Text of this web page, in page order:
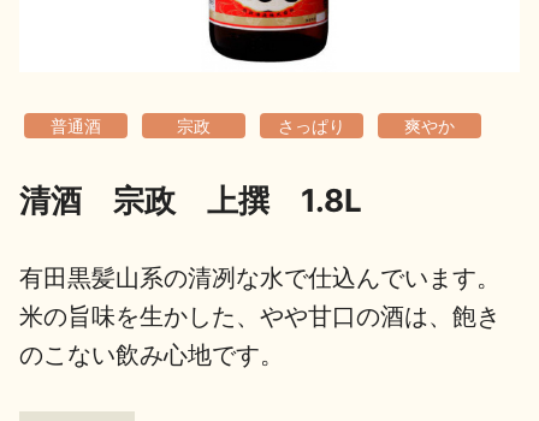
お楽しみコンテンツ
歳時記 地酒蔵元会検定
普通酒 宗政 さっぱり 爽やか
清酒 宗政 上撰 1.8L
有田黒髪山系の清冽な水で仕込んでいます。
米の旨味を生かした、やや甘口の酒は、飽き
のこない飲み心地です。